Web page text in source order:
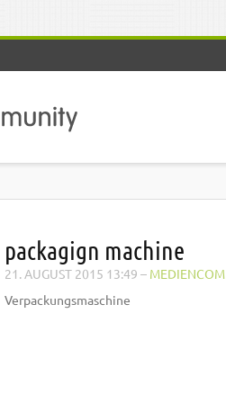
packagign machine
21. AUGUST 2015 13:49 – MEDIENCOM
Verpackungsmaschine